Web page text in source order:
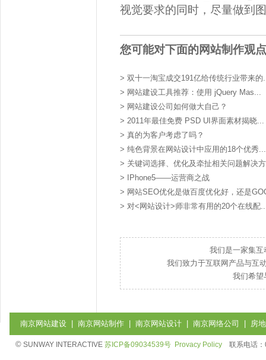
视觉要求的同时，尽量做到
您可能对下面的网站制作观
> 双十一淘宝成交191亿给传统行业带来的
> 网站建设工具推荐：使用 jQuery Mas...
> 网站建设公司如何做大自己？
> 2011年最佳免费 PSD UI界面素材揭晓...
> 真的为客户考虑了吗？
> 纯色背景在网站设计中应用的18个优秀...
> 关键词选择、优化及牵扯相关问题解决
>
IPhone5——运营商之战
> 网站SEO优化是做百度优化好，还是
> 对<网站设计>师非常有用的20个在线配
我们是一家集
我们致力于互联网产品与互
我们希望
南京网站建设 南京网站制作 南京网站设计 南京网络公司 房
© SUNWAY INTERACTIVE 苏ICP备09034539号 Provacy Policy 联系电话